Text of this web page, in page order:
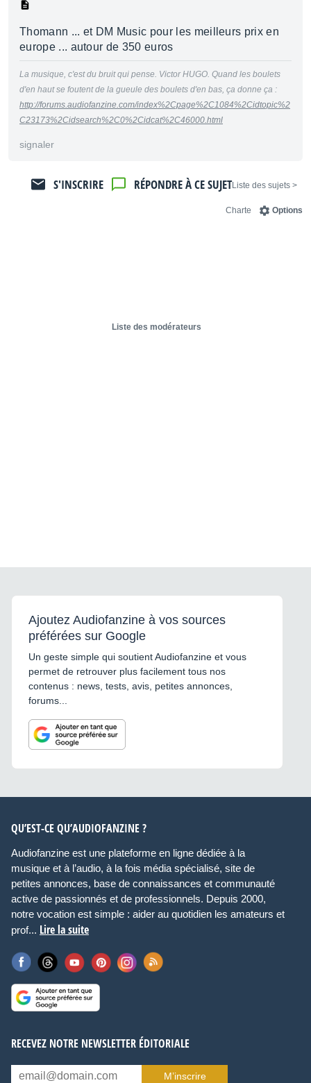
Thomann ... et DM Music pour les meilleurs prix en
europe ... autour de 350 euros
La musique, c'est du bruit qui pense. Victor HUGO. Quand les boulets
d'en haut se foutent de la gueule des boulets d'en bas, ça donne ça :
http://forums.audiofanzine.com/index%2Cpage%2C1084%2Cidtopic%2
C23173%2Cidsearch%2C0%2Cidcat%2C46000.html
signaler
< Liste des sujets
RÉPONDRE À CE SUJET
S'INSCRIRE
Options
Charte
Liste des modérateurs
Ajoutez Audiofanzine à vos sources
préférées sur Google
Un geste simple qui soutient Audiofanzine et vous
permet de retrouver plus facilement tous nos
contenus : news, tests, avis, petites annonces,
forums...
QU’EST-CE QU’AUDIOFANZINE ?
Audiofanzine est une plateforme en ligne dédiée à la
musique et à l’audio, à la fois média spécialisé, site de
petites annonces, base de connaissances et communauté
active de passionnés et de professionnels. Depuis 2000,
notre vocation est simple : aider au quotidien les amateurs et
prof... Lire la suite
RECEVEZ NOTRE NEWSLETTER ÉDITORIALE
M’inscrire